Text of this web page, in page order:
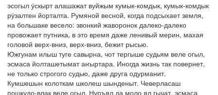
эсогыл ӱскырт алашажат вуйжым кумык-комдык, кумык-комдык
рӱзалтен йорталта. Румяной весной, когда подсыхает земля,
на большаке весело: звонкий жаворонок далеко-далеко
провожает путника, в это время даже ленивый мерин, махая
головой верх-вниз, верх-вниз, бежит рысью.
Южгунам илыш туге савырна, чот тергыше судьям веле огыл,
эсмаса йолташетымат аҥыртара. Иногда жизнь так повернет,
не только строгого судью, даже друга одурманит.
Кумшешын колоткам школеш шынденыт. Чеверласаш
пошкудо-влак веле огыл, Нуръял да моло ял гычат, эсмаса